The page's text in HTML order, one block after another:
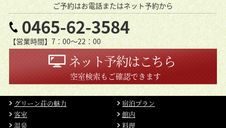
ご予約はお電話またはネット予約から
0465-62-3584
【営業時間】7：00〜22：00
ネット予約はこちら
空室検索もご確認できます
グリーン荘の魅力
宿泊プラン
客室
館内
温泉
料理